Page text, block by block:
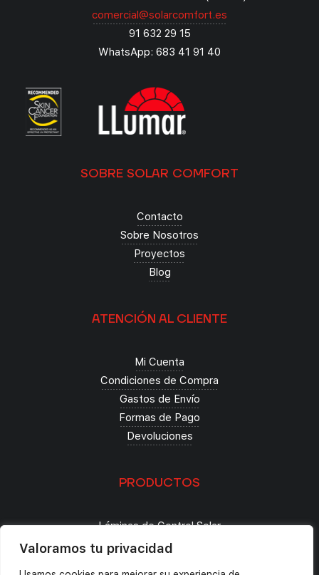
Valoramos tu privacidad
comercial@solarcomfort.es
91 632 29 15
WhatsApp: 683 41 91 40
SOBRE SOLAR COMFORT
Contacto
Sobre Nosotros
Proyectos
Blog
ATENCIÓN AL CLIENTE
Mi Cuenta
Condiciones de Compra
Gastos de Envío
Formas de Pago
Devoluciones
PRODUCTOS
Láminas de Control Solar
Seguridad